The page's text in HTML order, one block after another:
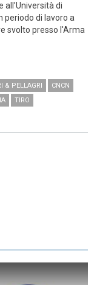
di
periodo di lavoro a
svolto presso l'Arma
& PELLAGRI
CNCN
TIRO